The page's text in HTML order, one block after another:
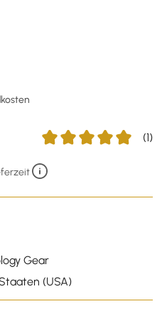
(1)
Gear
(USA)